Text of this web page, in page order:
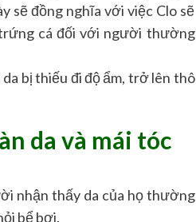
sẽ đồng nghĩa với việc Clo sẽ
cá đối với người thường
bị thiếu đi độ ẩm, trở lên thô
da và mái tóc
nhận thấy da của họ thường
bể bơi.